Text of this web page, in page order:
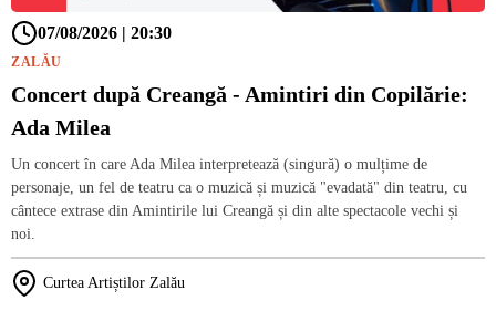
07/08/2026 | 20:30
ZALĂU
Concert după Creangă - Amintiri din Copilărie:
Ada Milea
Un concert în care Ada Milea interpretează (singură) o mulțime de
personaje, un fel de teatru ca o muzică și muzică "evadată" din teatru, cu
cântece extrase din Amintirile lui Creangă și din alte spectacole vechi și
noi.
Curtea Artiștilor Zalău